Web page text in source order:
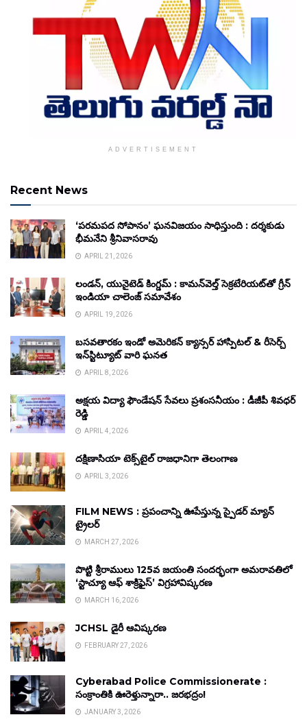
ADVERTISEMENT
Recent News
‘పరమపద సోపానం’ ఘనవిజయం సాధిస్తుంది : దర్శకుడు
భీమనేని శ్రీనివాసరావు
APRIL 21, 2026
లండన్, యునైటెడ్ కింగ్డమ్ : కామన్‌వెల్త్ సెక్రటేరియట్‌తో గ్రీన్
ఇండియా చాలెంజ్ సమావేశం
APRIL 19, 2026
బసవతారకం ఇండో అమెరికన్ క్యాన్సర్ హాస్పిటల్ & రీసెర్చ్
ఇన్‌స్టిట్యూట్ వారి ఘనత
APRIL 8, 2026
అక్షయ విద్యా ఫౌండేషన్ సేవలు ప్రశంసనీయం : డీజీపీ శివధర్
రెడ్డి
APRIL 4, 2026
దక్షిణాసియా టెక్స్‌టైల్ రాజధానిగా తెలంగాణ
APRIL 3, 2026
FILM NEWS : ప్రపంచాన్ని ఊపేస్తున్న స్పైడర్ మ్యాన్
ట్రైలర్
MARCH 27, 2026
పొట్టి శ్రీరాములు 125వ జయంతి సందర్భంగా అమరావతిలో
‘స్టాచ్యూ ఆఫ్ శాక్రిఫైస్’ విగ్రహావిష్కరణ
MARCH 16, 2026
JCHSL డైరీ ఆవిష్కరణ
FEBRUARY 27, 2026
Cyberabad Police Commissionerate :
సంక్రాంతికి ఊరెళ్తున్నారా.. జరభద్రం!
JANUARY 3, 2026